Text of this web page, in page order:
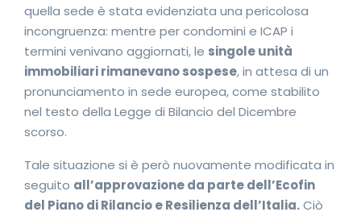
quella sede è stata evidenziata una pericolosa
incongruenza: mentre per condomini e ICAP i
termini venivano aggiornati, le singole unità
immobiliari rimanevano sospese, in attesa di un
pronunciamento in sede europea, come stabilito
nel testo della Legge di Bilancio del Dicembre
scorso.
Tale situazione si è però nuovamente modificata in
seguito all’approvazione da parte dell’Ecofin
del Piano di Rilancio e Resilienza dell’Italia.Ciò